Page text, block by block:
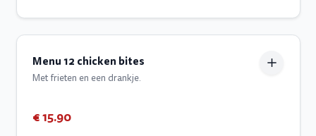
Menu 12 chicken bites
Met frieten en een drankje.
€ 15.90